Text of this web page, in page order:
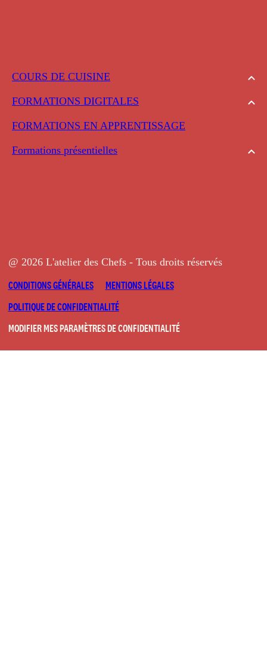
COURS DE CUISINE
FORMATIONS DIGITALES
FORMATIONS EN APPRENTISSAGE
Formations présentielles
@ 2026 L'atelier des Chefs - Tous droits réservés
CONDITIONS GÉNÉRALES
MENTIONS LÉGALES
POLITIQUE DE CONFIDENTIALITÉ
MODIFIER MES PARAMÈTRES DE CONFIDENTIALITÉ